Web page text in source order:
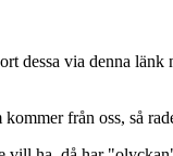
dessa via denna länk
från oss, så